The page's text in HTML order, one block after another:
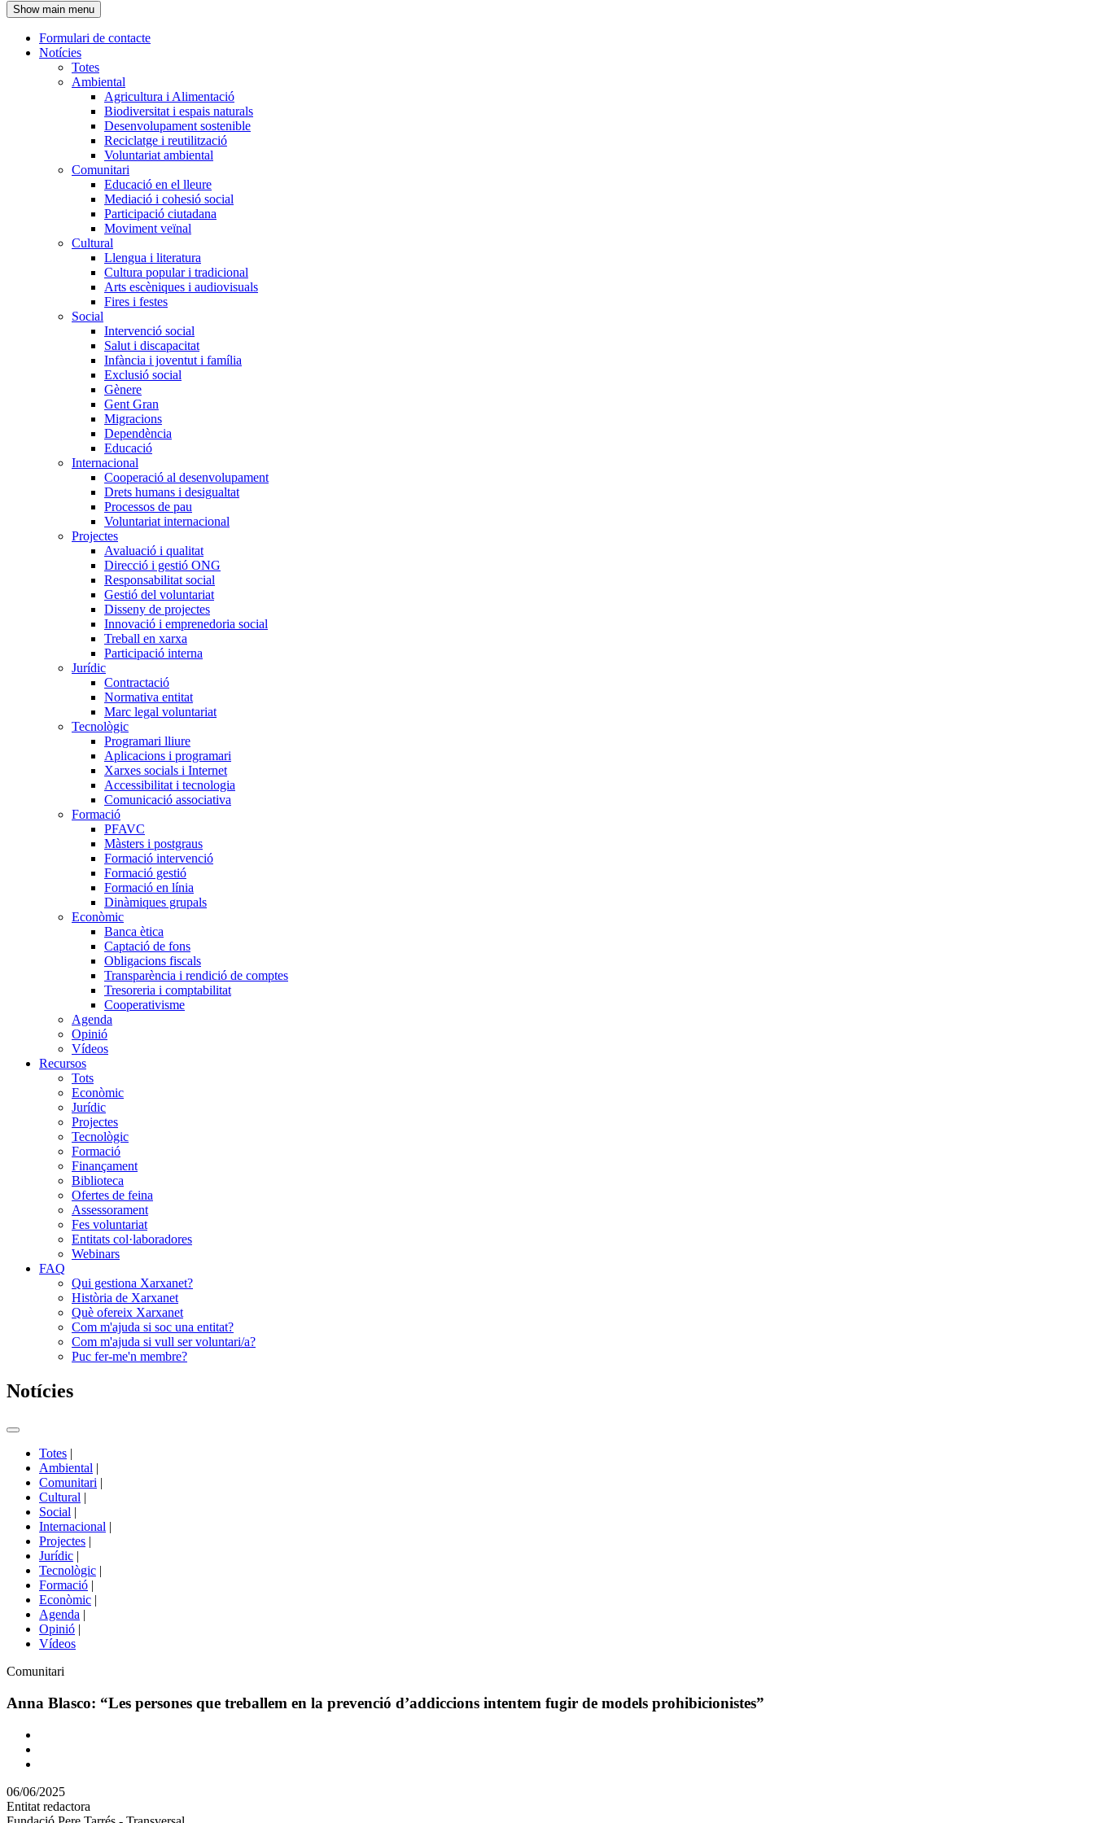
l'encapçalament
Show main menu
Navegació
principal
Formulari de contacte
Notícies
Totes
Ambiental
Agricultura i Alimentació
Biodiversitat i espais naturals
Desenvolupament sostenible
Reciclatge i reutilització
Voluntariat ambiental
Comunitari
Educació en el lleure
Mediació i cohesió social
Participació ciutadana
Moviment veïnal
Cultural
Llengua i literatura
Cultura popular i tradicional
Arts escèniques i audiovisuals
Fires i festes
Social
Intervenció social
Salut i discapacitat
Infància i joventut i família
Exclusió social
Gènere
Gent Gran
Migracions
Dependència
Educació
Internacional
Cooperació al desenvolupament
Drets humans i desigualtat
Processos de pau
Voluntariat internacional
Projectes
Avaluació i qualitat
Direcció i gestió ONG
Responsabilitat social
Gestió del voluntariat
Disseny de projectes
Innovació i emprenedoria social
Treball en xarxa
Participació interna
Jurídic
Contractació
Normativa entitat
Marc legal voluntariat
Tecnològic
Programari lliure
Aplicacions i programari
Xarxes socials i Internet
Accessibilitat i tecnologia
Comunicació associativa
Formació
PFAVC
Màsters i postgraus
Formació intervenció
Formació gestió
Formació en línia
Dinàmiques grupals
Econòmic
Banca ètica
Captació de fons
Obligacions fiscals
Transparència i rendició de comptes
Tresoreria i comptabilitat
Cooperativisme
Agenda
Opinió
Vídeos
Recursos
Tots
Econòmic
Jurídic
Projectes
Tecnològic
Formació
Finançament
Biblioteca
Ofertes de feina
Assessorament
Fes voluntariat
Entitats col·laboradores
Webinars
FAQ
Qui gestiona Xarxanet?
Història de Xarxanet
Què ofereix Xarxanet
Com m'ajuda si soc una entitat?
Com m'ajuda si vull ser voluntari/a?
Puc fer-me'n membre?
Notícies
Commutador
portals
Totes |
Ambiental |
Comunitari |
Cultural |
Social |
Internacional |
Projectes |
Jurídic |
Tecnològic |
Formació |
Econòmic |
Agenda |
Opinió |
Vídeos
Àmbit
la
Comunitari
Anna Blasco: “Les persones que treballem en la prevenció d’addiccions intentem fugir de models prohibicionistes”
Comparteix
altres
xarxes
06/06/2025
Entitat redactora